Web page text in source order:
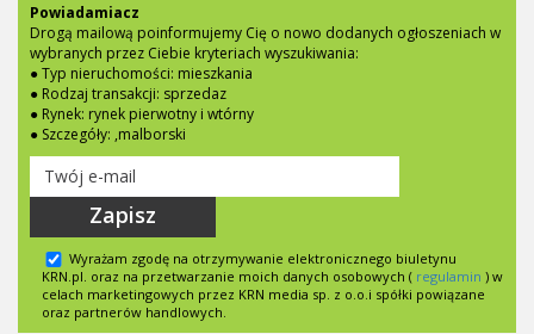
Powiadamiacz
Drogą mailową poinformujemy Cię o nowo dodanych ogłoszeniach w
wybranych przez Ciebie kryteriach wyszukiwania:
● Typ nieruchomości: mieszkania
● Rodzaj transakcji: sprzedaz
● Rynek: rynek pierwotny i wtórny
● Szczegóły: ,malborski
Zapisz
Wyrażam zgodę na otrzymywanie elektronicznego biuletynu
KRN.pl. oraz na przetwarzanie moich danych osobowych ( regulamin ) w
celach marketingowych przez KRN media sp. z o.o.i spółki powiązane
oraz partnerów handlowych.